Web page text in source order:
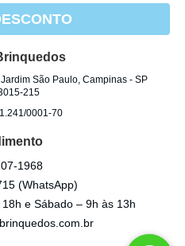
Jardim São Paulo, Campinas- SP
215
0001-70
1968
(WhatsApp)
e Sábado – 9h às 13h